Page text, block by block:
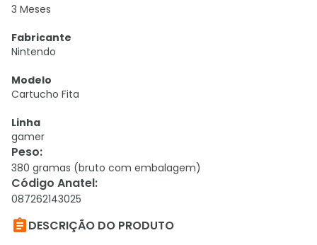
3 Meses
Fabricante
Nintendo
Modelo
Cartucho Fita
Linha
gamer
Peso:
380 gramas (bruto com embalagem)
Código Anatel:
087262143025
DESCRIÇÃO DO PRODUTO